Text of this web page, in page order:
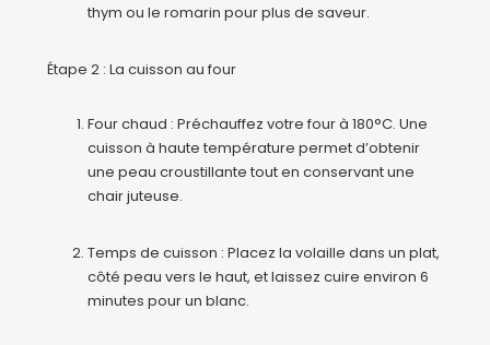
thym ou le romarin pour plus de saveur.
Étape 2 : La cuisson au four
Four chaud : Préchauffez votre four à 180°C. Une
cuisson à haute température permet d’obtenir
une peau croustillante tout en conservant une
chair juteuse.
Temps de cuisson : Placez la volaille dans un plat,
côté peau vers le haut, et laissez cuire environ 6
minutes pour un blanc.